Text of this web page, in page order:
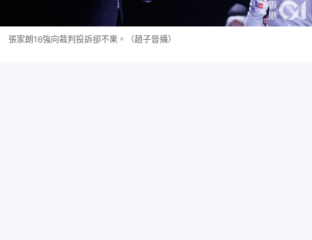
張家朗16強向裁判投訴卻不果。（趙子晉攝）